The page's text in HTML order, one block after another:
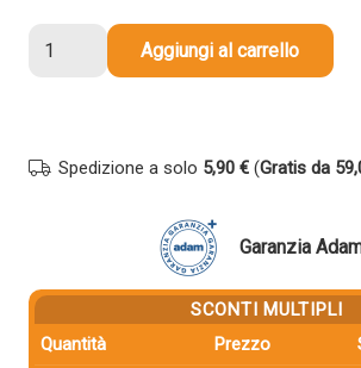
compatibile
NERO
Aggiungi al carrello
Spedizione a solo 5,90 € (Gratis da
Garanzia
SCONTI MULTIPLI
Quantità
Prezzo